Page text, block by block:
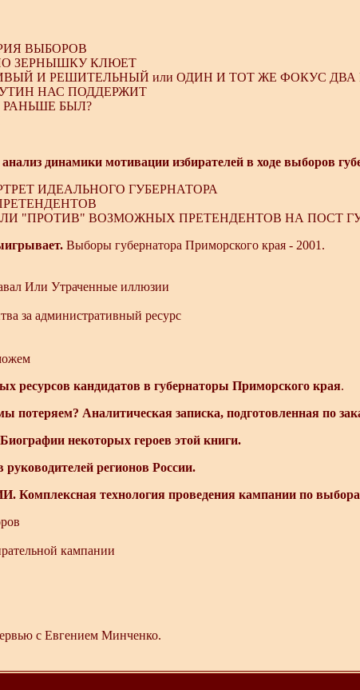
ВЫБОРОВ
ЗЕРНЫШКУ КЛЮЕТ
И РЕШИТЕЛЬНЫЙ или ОДИН И ТОТ ЖЕ ФОКУС
НАС ПОДДЕРЖИТ
БЫЛ?
динамики мотивации избирателей в ходе выборов
ИДЕАЛЬНОГО ГУБЕРНАТОРА
"ПРОТИВ" ВОЗМОЖНЫХ ПРЕТЕНДЕНТОВ НА ПОСТ
Выборы губернатора Приморского края - 2001.
Или Утраченные иллюзии
за административный ресурс
ресурсов кандидатов в губернаторы Приморского края.
потеряем? Аналитическая записка, подготовленная по
некоторых героев этой книги.
регионов России.
технология проведения кампании по
кампании
с Евгением Минченко.